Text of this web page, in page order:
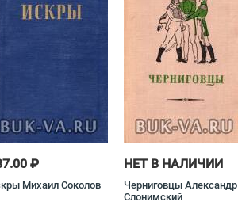
₽
Михаил Соколов
НЕТ В НАЛИЧИИ
Черниговцы Александр
Слонимский